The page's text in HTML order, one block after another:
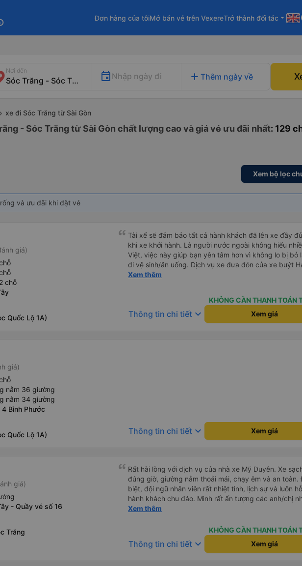
Đơn hàng của tôiMở bán vé trên VexereTrở thành đối tác arrow_drop_down
Nơi đến
Nhập ngày đi add Thêm ngày về
xe đi Sóc Trăng từ Sài Gòn
- Sóc Trăng từ Sài Gòn chất lượng cao và giá vé ưu đãi nhất: 129
Xem bộ lọc
và ưu đãi khi đặt vé
giá)
chỗ
Quốc Lộ 1A)
Tài xế sẽ đảm bảo tất cả hành khách đã lên xe đầy
khi xe khởi hành. Là người nước ngoài không hiểu
Việt, việc này giúp bạn yên tâm hơn vì không lo bị bỏ
đi vệ sinh/ăn uống. Dịch vụ xe đưa đón của xe buýt
cũng là một điểm cộng, đưa bạn từ bến xe đến chỗ ở
vẫn còn mơ màng và loay hoay tìm taxi về khách sạn.
Xem thêm
KHÔNG CẦN THANH TOÁN
Thông tin chi tiết keyboard_arrow_down Xem giá
giá)
nằm 36 giường
nằm 34 giường
4 Bình Phước
Quốc Lộ 1A)
Thông tin chi tiết keyboard_arrow_down Xem giá
giá)
- Quầy vé số 16
Trăng
Rất hài lòng với dịch vụ của nhà xe Mỹ Duyên. Xe
đúng giờ, giường nằm thoải mái, chạy êm và an toàn.
biệt, đội ngũ nhân viên rất nhiệt tình, lịch sự và luôn
hành khách chu đáo. Mình rất ấn tượng các anh/chị
viên trung chuyển ở Mỹ Luông. Mọi người rất thân
Nhân viên tại nhà xe Mỹ Luông cũng rất nhiệt tình,
hướng dẫn rõ ràng và tạo cảm giác rất yên tâm khi di
chuyển. Chắc chắn sẽ tiếp tục lựa chọn nhà xe Mỹ
Xem thêm
KHÔNG CẦN THANH TOÁN
Thông tin chi tiết keyboard_arrow_down Xem giá